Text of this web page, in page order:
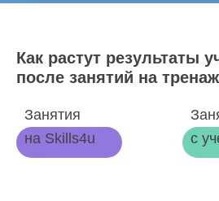
Как растут результаты
после занятий на
Занятия
на Skills4u
с